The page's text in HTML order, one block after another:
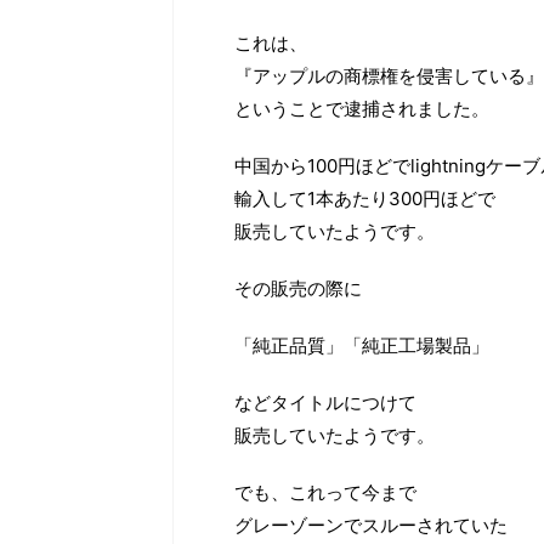
これは、
『アップルの商標権を侵害している』
ということで逮捕されました。
中国から100円ほどでlightningケーブ
輸入して1本あたり300円ほどで
販売していたようです。
その販売の際に
「純正品質」「純正工場製品」
などタイトルにつけて
販売していたようです。
でも、これって今まで
グレーゾーンでスルーされていた